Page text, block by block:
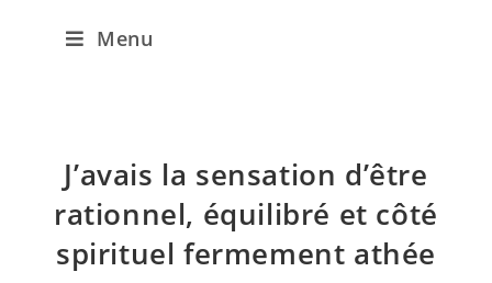
Menu
J’avais la sensation d’être
rationnel, équilibré et côté
spirituel fermement athée